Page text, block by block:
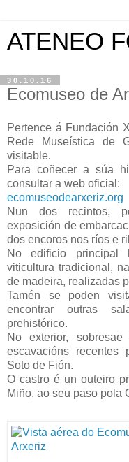
ATENEO
30.10.16
Ecomuseo de
Pertence á Fundación
Rede Museística de
visitable.
Para coñecer a súa
consultar a web oficial:
ecomuseodearxeriz.org
Nun dos recintos,
exposición de
dos encoros nos ríos e
No edificio principal
viticultura tradicional,
de madeira, realizadas
Tamén se poden
encontrar outras
prehistórico.
No exterior, sobresae
escavacións recentes
Soto de Fión.
O castro é un outeiro
Miño, ao seu paso pola